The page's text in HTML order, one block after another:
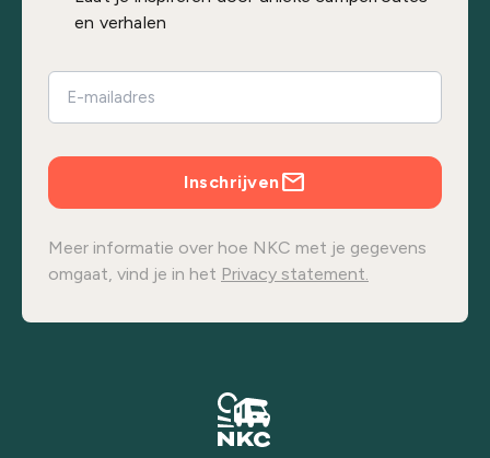
en verhalen
Inschrijven
Meer informatie over hoe NKC met je gegevens
omgaat, vind je in het Privacy statement.